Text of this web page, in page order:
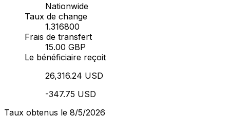
Nationwide
Taux de change
1.316800
Frais de transfert
15.00 GBP
Le bénéficiaire reçoit
26,316.24 USD
-347.75 USD
Taux obtenus le 8/5/2026